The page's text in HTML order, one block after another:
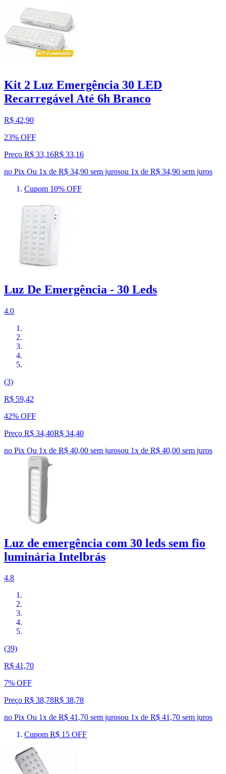
Kit 2 Luz Emergência 30 LED
Recarregável Até 6h Branco
R$ 42,90
23% OFF
Preço R$ 33,16R$ 33,16
no Pix Ou 1x de R$ 34,90 sem jurosou 1x de R$ 34,90 sem juros
Cupom 10% OFF
Luz De Emergência - 30 Leds
4.0
(3)
R$ 59,42
42% OFF
Preço R$ 34,40R$ 34,40
no Pix Ou 1x de R$ 40,00 sem jurosou 1x de R$ 40,00 sem juros
Luz de emergência com 30 leds sem fio
luminária Intelbrás
4.8
(39)
R$ 41,70
7% OFF
Preço R$ 38,78R$ 38,78
no Pix Ou 1x de R$ 41,70 sem jurosou 1x de R$ 41,70 sem juros
Cupom R$ 15 OFF